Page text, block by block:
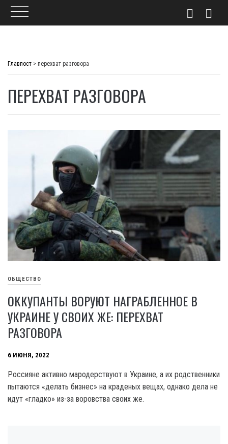
Главпост > перехват разговора
ПЕРЕХВАТ РАЗГОВОРА
ОБЩЕСТВО
ОККУПАНТЫ ВОРУЮТ НАГРАБЛЕННОЕ В
УКРАИНЕ У СВОИХ ЖЕ: ПЕРЕХВАТ
РАЗГОВОРА
6 ИЮНЯ, 2022
Россияне активно мародерствуют в Украине, а их родственники
пытаются «делать бизнес» на краденых вещах, однако дела не
идут «гладко» из-за воровства своих же.